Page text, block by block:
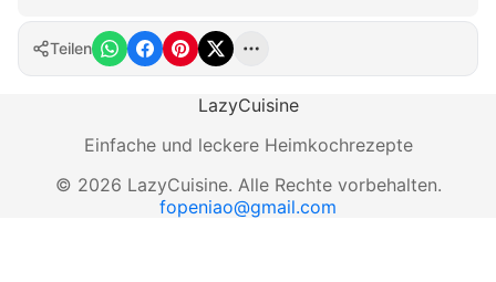
Teilen
LazyCuisine
Einfache und leckere Heimkochrezepte
© 2026 LazyCuisine. Alle Rechte vorbehalten.
fopeniao@gmail.com